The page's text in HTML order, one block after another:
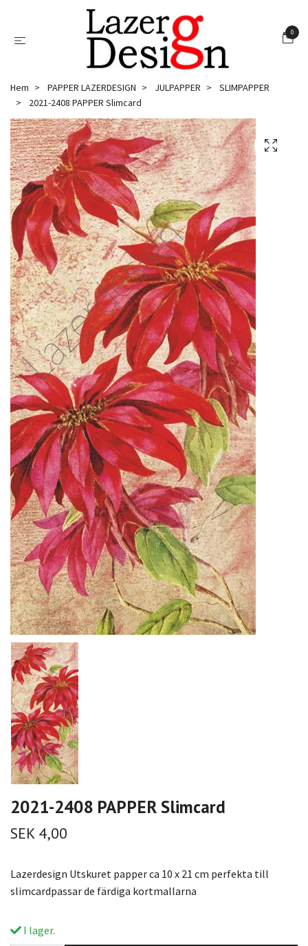
0
Hem PAPPER LAZERDESIGN JULPAPPER
SLIMPAPPER
2021-2408 PAPPER Slimcard
2021-2408 PAPPER Slimcard
SEK 4,00
Lazerdesign Utskuret papper ca 10 x 21 cm perfekta till
slimcardpassar de färdiga kortmallarna
I lager.